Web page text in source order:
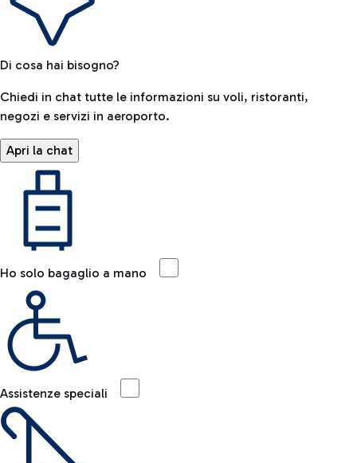
Di cosa hai bisogno?
Chiedi in chat tutte le informazioni su voli, ristoranti,
negozi e servizi in aeroporto.
Apri la chat
Ho solo bagaglio a mano
Assistenze speciali